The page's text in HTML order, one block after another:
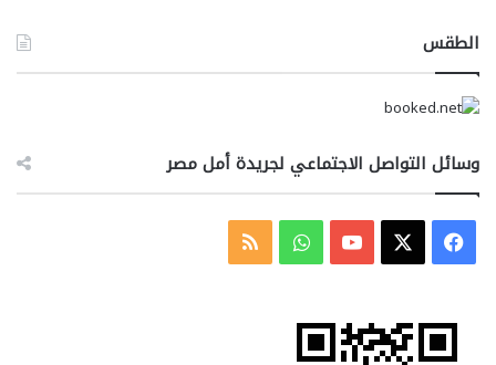
الطقس
وسائل التواصل الاجتماعي لجريدة أمل مصر
فيسبوك ‫YouTubeواتسابملخص